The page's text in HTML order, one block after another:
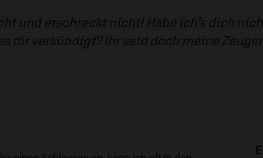
und erschreckt nicht! Habe ich’s dich
dir verkündigt? Ihr seid doch meine